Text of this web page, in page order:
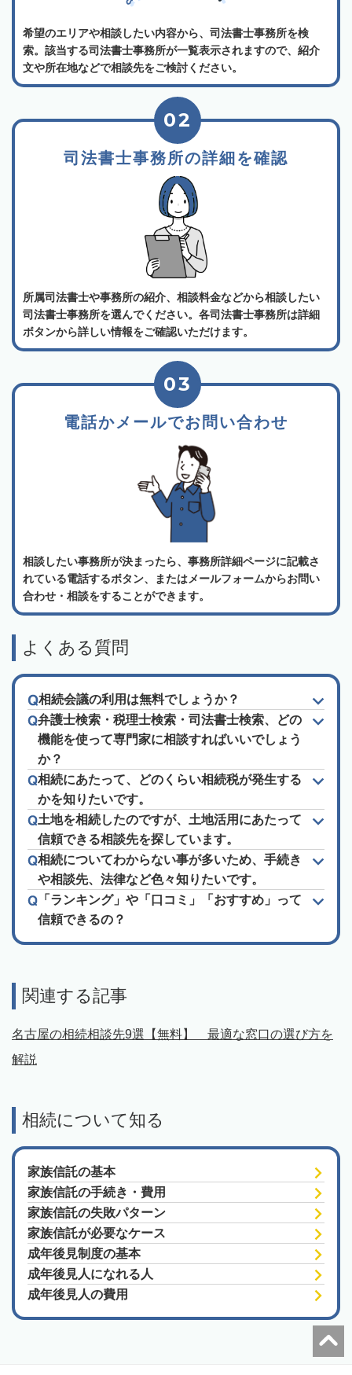
希望のエリアや相談したい内容から、司法書士事務所を検
索。該当する司法書士事務所が一覧表示されますので、紹介
文や所在地などで相談先をご検討ください。
司法書士事務所の詳細を確認
02
所属司法書士や事務所の紹介、相談料金などから相談したい
司法書士事務所を選んでください。各司法書士事務所は詳細
ボタンから詳しい情報をご確認いただけます。
電話かメールでお問い合わせ
03
相談したい事務所が決まったら、事務所詳細ページに記載さ
れている電話するボタン、またはメールフォームからお問い
合わせ・相談をすることができます。
よくある質問
相続会議の利用は無料でしょうか？
弁護士検索・税理士検索・司法書士検索、どの
機能を使って専門家に相談すればいいでしょう
か？
相続にあたって、どのくらい相続税が発生する
かを知りたいです。
土地を相続したのですが、土地活用にあたって
信頼できる相談先を探しています。
相続についてわからない事が多いため、手続き
や相談先、法律など色々知りたいです。
「ランキング」や「口コミ」「おすすめ」って
信頼できるの？
関連する記事
名古屋の相続相談先9選【無料】 最適な窓口の選び方を
解説
相続について知る
家族信託の基本
家族信託の手続き・費用
家族信託の失敗パターン
家族信託が必要なケース
成年後見制度の基本
成年後見人になれる人
成年後見人の費用